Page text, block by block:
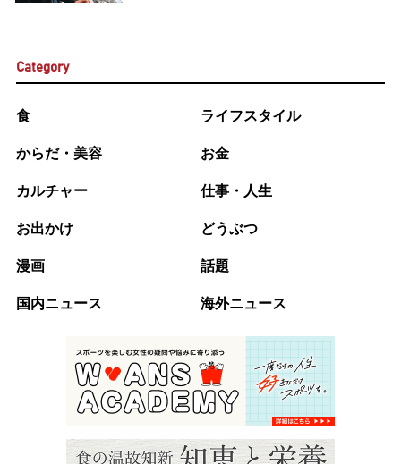
Category
食 ライフスタイル
からだ・美容 お金
カルチャー 仕事・人生
お出かけ どうぶつ
漫画 話題
国内ニュース 海外ニュース